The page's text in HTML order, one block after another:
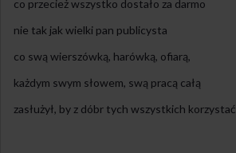
co przecież wszystko dostało za darmo
nie tak jak wielki pan publicysta
co swą wierszówką, harówką, ofiarą,
każdym swym słowem, swą pracą całą
zasłużył, by z dóbr tych wszystkich korzystać